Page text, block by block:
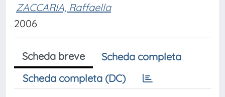
ZACCARIA, Raffaella
2006
Scheda breve
Scheda completa
Scheda completa (DC)